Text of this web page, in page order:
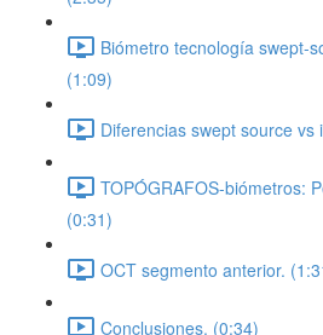
Biómetro tecnología swept-
(1:09)
Diferencias swept source
TOPÓGRAFOS-biómetros:
(0:31)
OCT segmento anterior.
Conclusiones. (0:34)